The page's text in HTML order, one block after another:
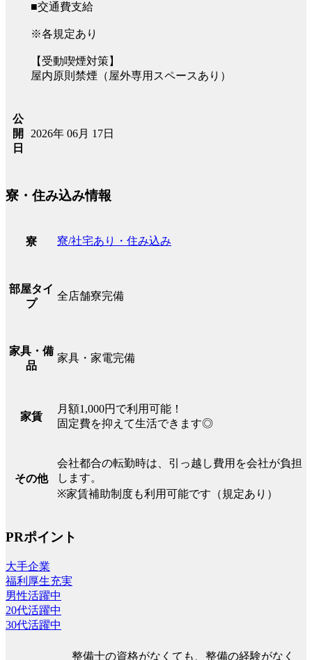
■交通費支給
※各規定あり
【受動喫煙対策】
屋内原則禁煙（屋外専用スペースあり）
公
開
日
2026年 06月 17日
寮・住み込み情報
寮 寮/社宅あり・住み込み
部屋タイ
プ
全店舗寮完備
家具・備
品
家具・家電完備
家賃
月額1,000円で利用可能！
固定費を抑えて生活できます◎
その他
会社都合の転勤時は、引っ越し費用を会社が負担
します。
※家賃補助制度も利用可能です（規定あり）
PRポイント
大手企業
福利厚生充実
男性活躍中
20代活躍中
30代活躍中
整備士の資格がなくても、整備の経験がなく